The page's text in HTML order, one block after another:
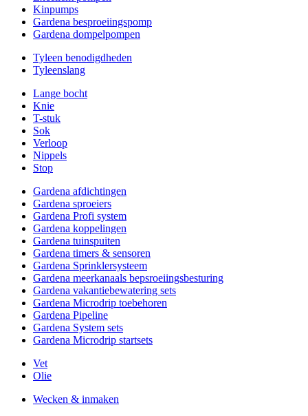
Kinpumps
Gardena besproeiingspomp
Gardena dompelpompen
Tyleen benodigdheden
Tyleenslang
Lange bocht
Knie
T-stuk
Sok
Verloop
Nippels
Stop
Gardena afdichtingen
Gardena sproeiers
Gardena Profi system
Gardena koppelingen
Gardena tuinspuiten
Gardena timers & sensoren
Gardena Sprinklersysteem
Gardena meerkanaals bepsroeiingsbesturing
Gardena vakantiebewatering sets
Gardena Microdrip toebehoren
Gardena Pipeline
Gardena System sets
Gardena Microdrip startsets
Vet
Olie
Wecken & inmaken